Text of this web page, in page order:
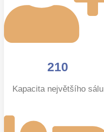
210
Kapacita největšího sálu